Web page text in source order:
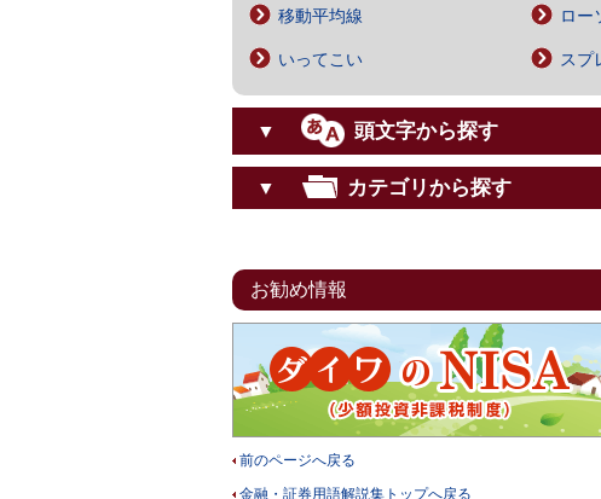
移動平均線 ロー
いってこい スプ
▼ 頭文字から探す
▼ カテゴリから探す
お勧め情報
前のページへ戻る
金融・証券用語解説集トップへ戻る